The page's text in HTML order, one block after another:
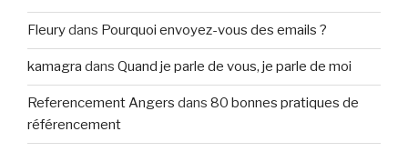
Fleurydans Pourquoi envoyez-vous des emails ?
kamagra dans Quand je parle de vous, je parle de moi
Referencement Angers dans 80 bonnes pratiques de
référencement